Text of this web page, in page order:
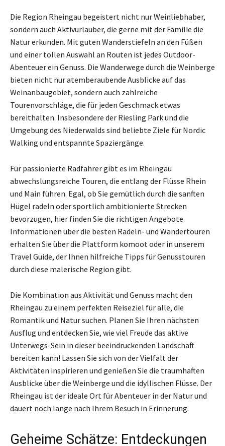
Die Region Rheingau begeistert nicht nur Weinliebhaber,
sondern auch Aktivurlauber, die gerne mit der Familie die
Natur erkunden. Mit guten Wanderstiefeln an den Füßen
und einer tollen Auswahl an Routen ist jedes Outdoor-
Abenteuer ein Genuss. Die Wanderwege durch die Weinberge
bieten nicht nur atemberaubende Ausblicke auf das
Weinanbaugebiet, sondern auch zahlreiche
Tourenvorschläge, die für jeden Geschmack etwas
bereithalten. Insbesondere der Riesling Park und die
Umgebung des Niederwalds sind beliebte Ziele für Nordic
Walking und entspannte Spaziergänge.
Für passionierte Radfahrer gibt es im Rheingau
abwechslungsreiche Touren, die entlang der Flüsse Rhein
und Main führen. Egal, ob Sie gemütlich durch die sanften
Hügel radeln oder sportlich ambitionierte Strecken
bevorzugen, hier finden Sie die richtigen Angebote.
Informationen über die besten Radeln- und Wandertouren
erhalten Sie über die Plattform komoot oder in unserem
Travel Guide, der Ihnen hilfreiche Tipps für Genusstouren
durch diese malerische Region gibt.
Die Kombination aus Aktivität und Genuss macht den
Rheingau zu einem perfekten Reiseziel für alle, die
Romantik und Natur suchen. Planen Sie Ihren nächsten
Ausflug und entdecken Sie, wie viel Freude das aktive
Unterwegs-Sein in dieser beeindruckenden Landschaft
bereiten kann! Lassen Sie sich von der Vielfalt der
Aktivitäten inspirieren und genießen Sie die traumhaften
Ausblicke über die Weinberge und die idyllischen Flüsse. Der
Rheingau ist der ideale Ort für Abenteuer in der Natur und
dauert noch lange nach Ihrem Besuch in Erinnerung.
Geheime Schätze: Entdeckungen